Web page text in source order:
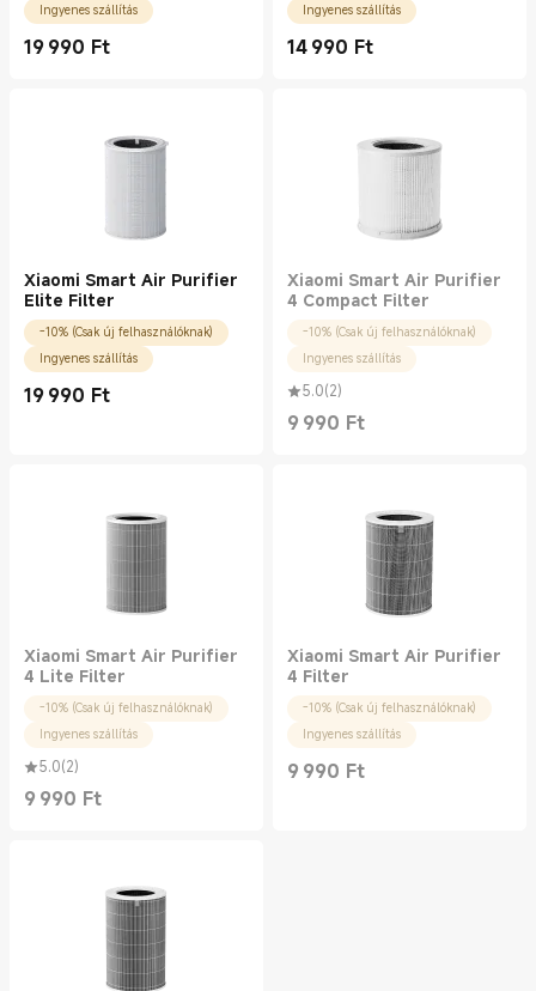
Ingyenes szállítás
19 990 Ft
Current Price Ft19990.00
Ingyenes szállítás
14 990 Ft
Current Price Ft14990.00
Xiaomi Smart Air Purifier
Elite Filter
-10% (Csak új felhasználóknak)
Ingyenes szállítás
19 990 Ft
Current Price Ft19990.00
Xiaomi Smart Air Purifier
4 Compact Filter
-10% (Csak új felhasználóknak)
Ingyenes szállítás
5.0(2)
9 990 Ft
Current Price Ft9990.00
Xiaomi Smart Air Purifier
4 Lite Filter
-10% (Csak új felhasználóknak)
Ingyenes szállítás
5.0(2)
9 990 Ft
Current Price Ft9990.00
Xiaomi Smart Air Purifier
4 Filter
-10% (Csak új felhasználóknak)
Ingyenes szállítás
9 990 Ft
Current Price Ft9990.00